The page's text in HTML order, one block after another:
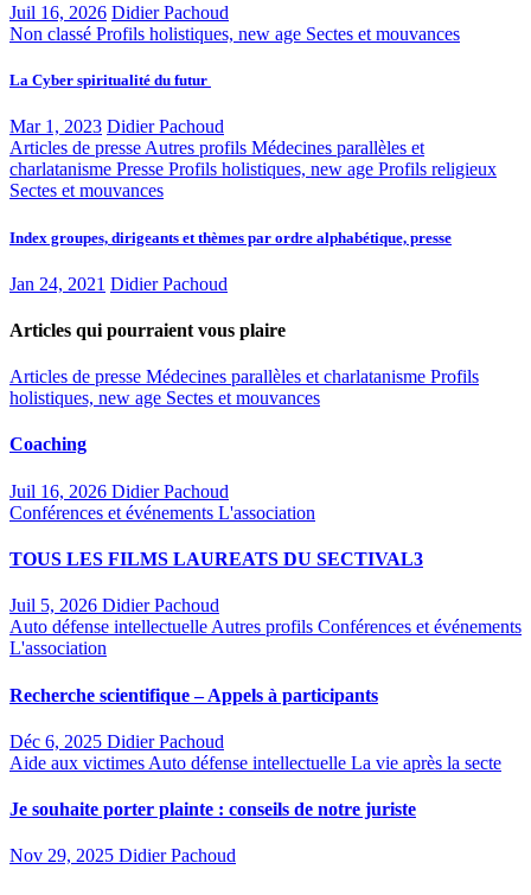
Juil 16, 2026 Didier Pachoud
Non classé Profils holistiques, new age Sectes et mouvances
La Cyber spiritualité du futur
Mar 1, 2023 Didier Pachoud
Articles de presse Autres profils Médecines parallèles et
charlatanisme Presse Profils holistiques, new age Profils religieux
Sectes et mouvances
Index groupes, dirigeants et thèmes par ordre alphabétique, presse
Jan 24, 2021 Didier Pachoud
Articles qui pourraient vous plaire
Articles de presse Médecines parallèles et charlatanisme Profils
holistiques, new age Sectes et mouvances
Coaching
Juil 16, 2026 Didier Pachoud
Conférences et événements L'association
TOUS LES FILMS LAUREATS DU SECTIVAL3
Juil 5, 2026 Didier Pachoud
Auto défense intellectuelle Autres profils Conférences et événements
L'association
Recherche scientifique – Appels à participants
Déc 6, 2025 Didier Pachoud
Aide aux victimes Auto défense intellectuelle La vie après la secte
Je souhaite porter plainte : conseils de notre juriste
Nov 29, 2025 Didier Pachoud